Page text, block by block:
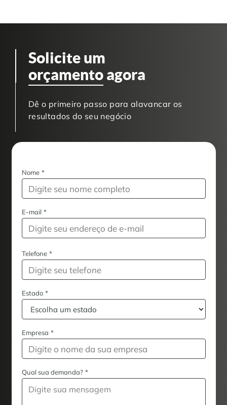
Solicite um
orçamento agora
Dê o primeiro passo para alavancar os
resultados do seu negócio
Nome *
E-mail *
Telefone *
Estado *
Empresa *
Qual sua demanda? *